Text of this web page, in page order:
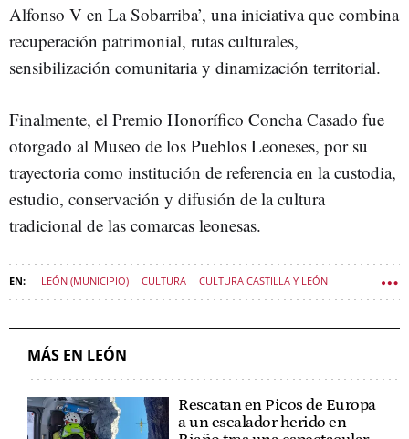
Alfonso V en La Sobarriba’, una iniciativa que combina
recuperación patrimonial, rutas culturales,
sensibilización comunitaria y dinamización territorial.
Finalmente, el Premio Honorífico Concha Casado fue
otorgado al Museo de los Pueblos Leoneses, por su
trayectoria como institución de referencia en la custodia,
estudio, conservación y difusión de la cultura
tradicional de las comarcas leonesas.
LEÓN (MUNICIPIO) CULTURA CULTURA CASTILLA Y LEÓN
MÁS EN LEÓN
Rescatan en Picos de Europa
a un escalador herido en